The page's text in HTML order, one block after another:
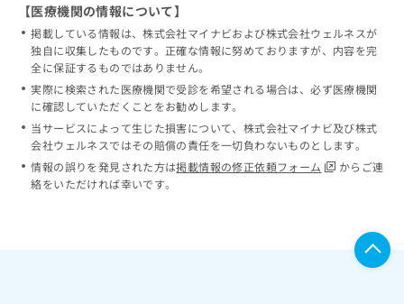
【医療機関の情報について】
掲載している情報は、株式会社マイナビおよび株式会社ウェルネスが
独自に収集したものです。正確な情報に努めておりますが、内容を完
全に保証するものではありません。
実際に検索された医療機関で受診を希望される場合は、必ず医療機関
に確認していただくことをお勧めします。
当サービスによって生じた損害について、株式会社マイナビ及び株式
会社ウェルネスではその賠償の責任を一切負わないものとします。
情報の誤りを発見された方は掲載情報の修正依頼フォーム
からご連
絡をいただければ幸いです。